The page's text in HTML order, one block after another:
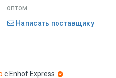
оптом
Написать поставщику
с Enhof Express